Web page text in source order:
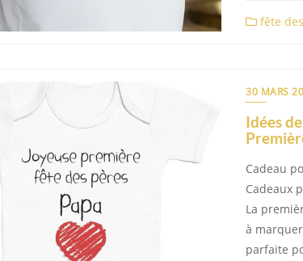
fête
30 MARS
Idées
Cadeau
Cadeaux
La
à marquer
parfaite